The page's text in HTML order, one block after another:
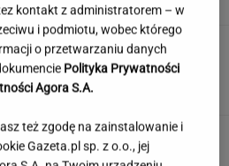
może utrudniać życie
astygmatyzmem. Zwłaszcza latem
aktywności a kurzajki. O czym
by uniknąć problemu?
kontakt z administratorem – w
i podmiotu, wobec którego
o przetwarzaniu danych
Polityka Prywatności
Agora S.A.
też zgodę na zainstalowanie i
Gazeta.pl sp. z o.o., jej